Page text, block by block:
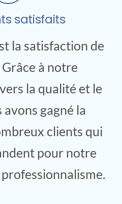
satisfaits
la satisfaction de
à notre
la qualité et le
gagné la
clients qui
pour notre